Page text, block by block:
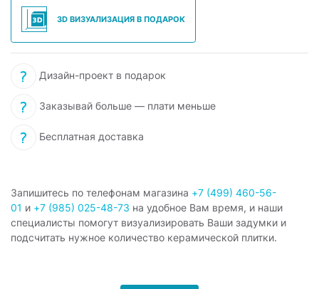
3D ВИЗУАЛИЗАЦИЯ В ПОДАРОК
Дизайн-проект в подарок
Заказывай больше — плати меньше
Бесплатная доставка
Запишитесь по телефонам магазина +7 (499) 460-56-
01 и +7 (985) 025-48-73 на удобное Вам время, и наши
специалисты помогут визуализировать Ваши задумки и
подсчитать нужное количество керамической плитки.